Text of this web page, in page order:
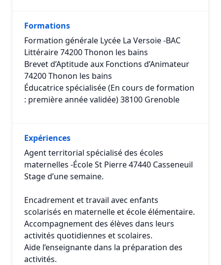
Formations
Formation générale Lycée La Versoie -BAC
Littéraire 74200 Thonon les bains
Brevet d’Aptitude aux Fonctions d’Animateur
74200 Thonon les bains
Éducatrice spécialisée (En cours de formation
: première année validée) 38100 Grenoble
Expériences
Agent territorial spécialisé des écoles
maternelles -École St Pierre 47440 Casseneuil
Stage d’une semaine.
Encadrement et travail avec enfants
scolarisés en maternelle et école élémentaire.
Accompagnement des élèves dans leurs
activités quotidiennes et scolaires.
Aide l’enseignante dans la préparation des
activités.